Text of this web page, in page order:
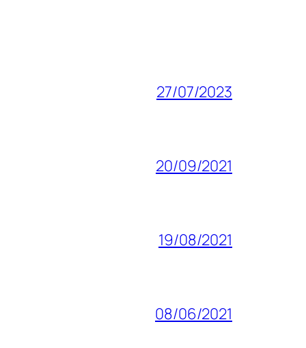
27/07/2023
20/09/2021
19/08/2021
08/06/2021